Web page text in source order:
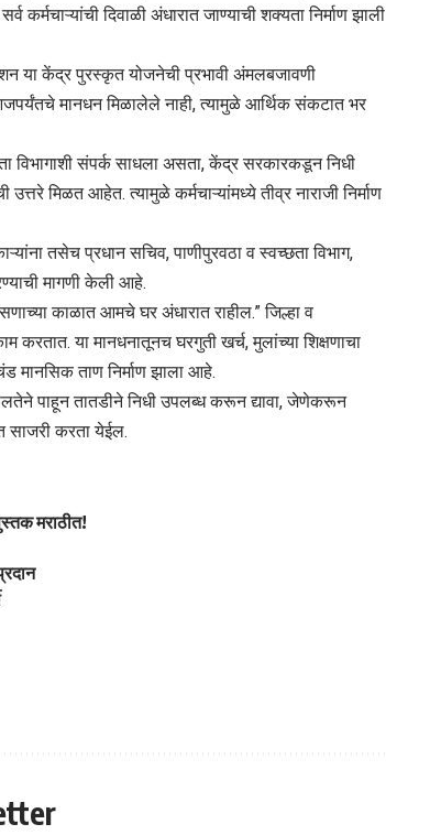
कर्मचाऱ्यांची दिवाळी अंधारात जाण्याची शक्यता निर्माण झाली
या केंद्र पुरस्कृत योजनेची प्रभावी अंमलबजावणी
मानधन मिळालेले नाही, त्यामुळे आर्थिक संकटात भर
विभागाशी संपर्क साधला असता, केंद्र सरकारकडून निधी
मिळत आहेत. त्यामुळे कर्मचाऱ्यांमध्ये तीव्र नाराजी निर्माण
तसेच प्रधान सचिव, पाणीपुरवठा व स्वच्छता विभाग,
मागणी केली आहे.
काळात आमचे घर अंधारात राहील.” जिल्हा व
करतात. या मानधनातूनच घरगुती खर्च, मुलांच्या शिक्षणाचा
मानसिक ताण निर्माण झाला आहे.
पाहून तातडीने निधी उपलब्ध करून द्यावा, जेणेकरून
साजरी करता येईल.
मराठीत!